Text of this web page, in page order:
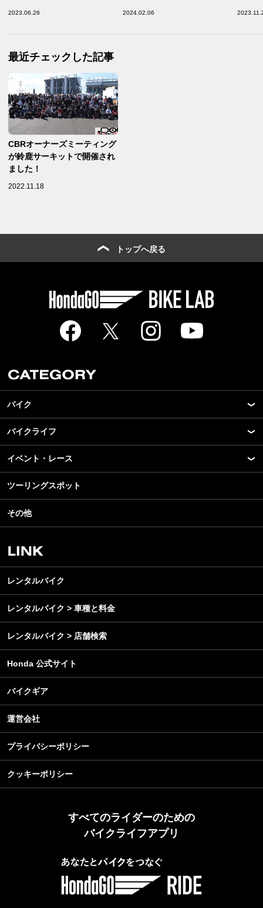
2023.06.26 2024.02.06
最近チェックした記事
CBRオーナーズミーティング
が鈴鹿サーキットで開催され
ました！
2022.11.18
トップへ戻る
バイク
New Model Show
モデル情報
カスタマイズパーツ
テクノロジー
名車・旧車
ビジネス
バイクライフ
アプリ
ライディングギア
ツーリング
アウトドア
レンタルバイク
イベント・レース
モータースポーツ
イベント
スクール・レッスン
ツーリングスポット
その他
レンタルバイク
レンタルバイク > 車種と料金
レンタルバイク > 店舗検索
Honda 公式サイト
バイクギア
運営会社
プライバシーポリシー
クッキーポリシー
すべてのライダーのための
バイクライフアプリ